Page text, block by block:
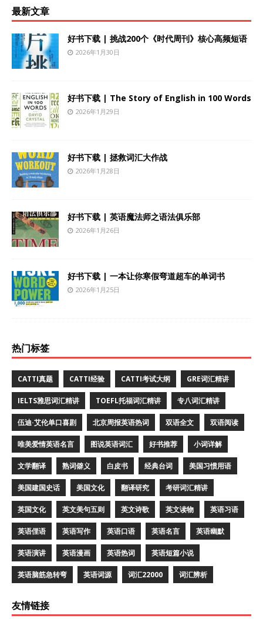
最新文章
好书下载 | 挑战200个《时代周刊》核心高频短语
2026年1月30日
好书下载 | The Story of English in 100 Words
2026年1月29日
好书下载 | 拯救词汇大作战
2026年1月28日
好书下载 | 英语魔法师之语法俱乐部
2026年1月26日
好书下载 | 一本让你寒假弯道超车的单词书
2026年1月25日
热门标签
CATTI真题 CATTI经验 CATTI考试大纲 GRE词汇精讲
IELTS雅思词汇精讲 TOEFL托福词汇精讲 专八词汇精讲
伍迪·艾伦单口喜剧 北京周报英语热词 双语全文 双语阅读
唯美爱情英语名言 图说英语词汇 好书推荐 小词详解
文学翻译 熟词僻义 白皮书 经典台词 美国习惯用语
美国建国史话 美国文化 翻译研究 考研词汇精讲
英国文化 英文美句五则 英文诗歌 英文读物 英语习语
英语俚语 英语写作 英语口语 英语名言 英语幽默
英语演讲 英语漫画 英语热词 英语短篇小说
英语脑筋急转弯 英语词源 词汇22000 词汇辨析
友情链接